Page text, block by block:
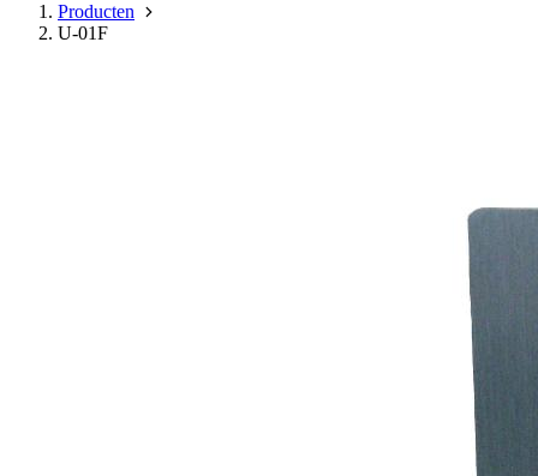
Producten
U-01F